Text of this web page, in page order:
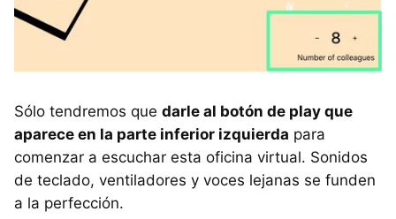
Sólo tendremos que darle al botón de play que
aparece en la parte inferior izquierda para
comenzar a escuchar esta oficina virtual. Sonidos
de teclado, ventiladores y voces lejanas se funden
a la perfección.